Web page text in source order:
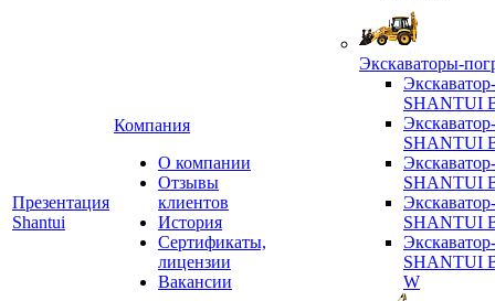
Презентация
Shantui
Компания
О компании
Отзывы
клиентов
История
Сертификаты,
лицензии
Вакансии
Экскаваторы-
SHANTUI
SHANTUI
SHANTUI
SHANTUI
SHANTUI
W